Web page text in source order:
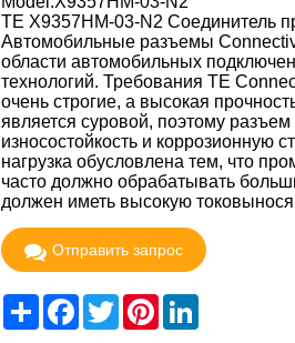
TE X9357HM-03-N2 Соединитель
Автомобильные разъемы
области автомобильных
технологий. Требования TE
очень строгие, а высокая
является суровой, поэтому
износостойкость и коррозионную
нагрузка обусловлена ​​тем, что
часто должно обрабатывать
должен иметь высокую
Отправить запрос
ShareFacebook
TwitterPinterestLinkedIn